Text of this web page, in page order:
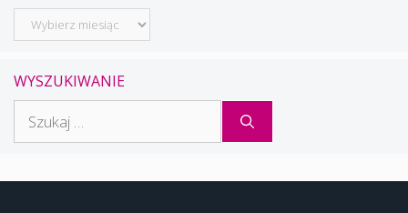
Archiwum
WYSZUKIWANIE